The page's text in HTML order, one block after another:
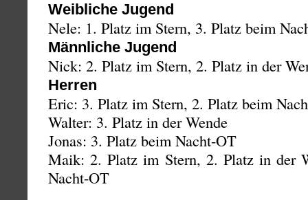
Weibliche Jugend
Nele: 1. Platz im Stern, 3. Platz beim
Männliche Jugend
Nick: 2. Platz im Stern, 2. Platz in der
Herren
Eric: 3. Platz im Stern, 2. Platz beim
Walter: 3. Platz in der Wende
Jonas: 3. Platz beim Nacht-OT
Maik: 2. Platz im Stern, 2. Platz in der
Nacht-OT